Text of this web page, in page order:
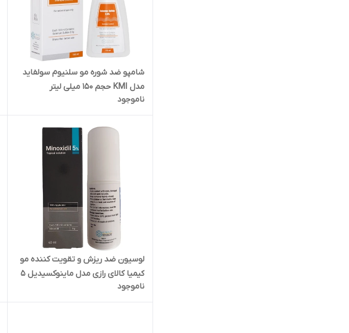
شامپو ضد شوره مو سلنیوم سولفاید
مدل KMI حجم 150 میلی لیتر
ناموجود
لوسیون ضد ریزش و تقویت کننده مو
کیمیا کالای رازی مدل ماینوکسیدیل 5
درصد حجم 60 میلی لیتر
ناموجود